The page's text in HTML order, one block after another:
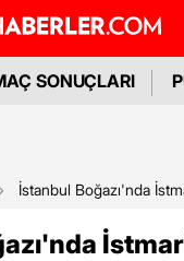
SONUÇLARI
İstanbul Boğazı'nda